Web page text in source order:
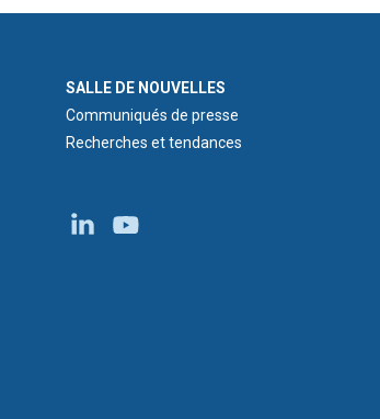
NEWS ROOM
SALLE DE NOUVELLES
Communiqués de presse
Recherches et tendances